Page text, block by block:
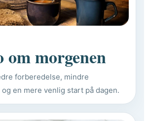
om morgenen
forberedelse, mindre
en mere venlig start på dagen.